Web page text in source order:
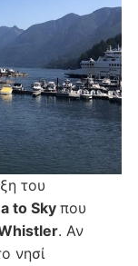
του
to Sky που
. Αν
νησί